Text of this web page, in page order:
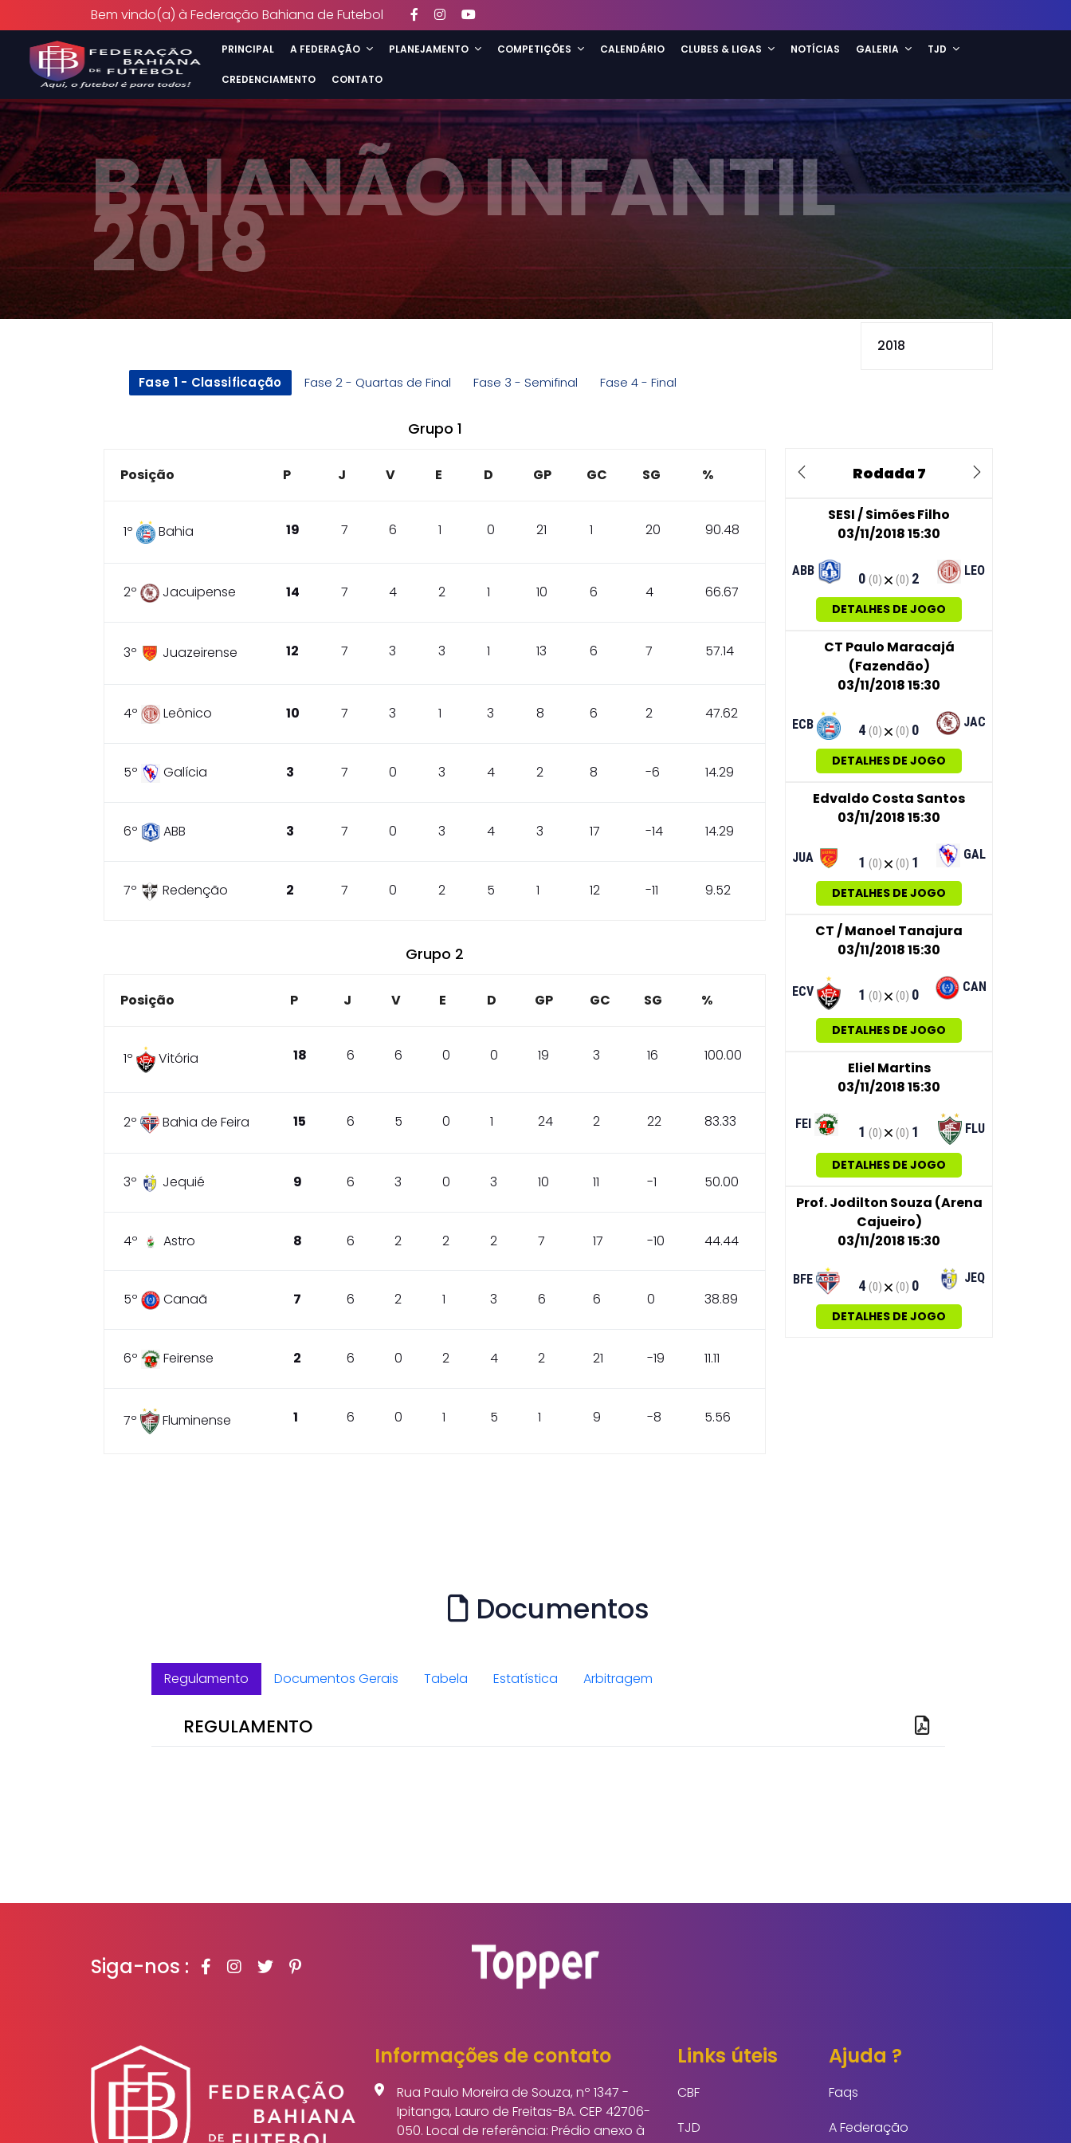
Bem vindo(a) à Federação Bahiana de Futebol
PRINCIPAL A FEDERAÇÃO PLANEJAMENTO COMPETIÇÕES CALENDÁRIO CLUBES & LIGAS NOTÍCIAS GALERIA TJD
CREDENCIAMENTO CONTATO
BAIANÃO INFANTIL
2018
Fase 1 - Classificação Fase 2 - Quartas de Final Fase 3 - Semifinal Fase 4 - Final
Grupo 1
Posição P J V E D GP GC SG %
1º Bahia 19 7 6 1 0 21 1 20 90.48
2º Jacuipense 14 7 4 2 1 10 6 4 66.67
3º Juazeirense 12 7 3 3 1 13 6 7 57.14
4º Leônico 10 7 3 1 3 8 6 2 47.62
5º Galícia 3 7 0 3 4 2 8 -6 14.29
6º ABB 3 7 0 3 4 3 17 -14 14.29
7º Redenção 2 7 0 2 5 1 12 -11 9.52
Grupo 2
Posição P J V E D GP GC SG %
1º Vitória 18 6 6 0 0 19 3 16 100.00
2º Bahia de Feira 15 6 5 0 1 24 2 22 83.33
3º Jequié 9 6 3 0 3 10 11 -1 50.00
4º Astro 8 6 2 2 2 7 17 -10 44.44
5º Canaã 7 6 2 1 3 6 6 0 38.89
6º Feirense 2 6 0 2 4 2 21 -19 11.11
7º Fluminense 1 6 0 1 5 1 9 -8 5.56
Rodada 7
Previous
Next
SESI / Simões Filho
03/11/2018 15:30
ABB 0(0) (0) 2 LEO
DETALHES DE JOGO
CT Paulo Maracajá
(Fazendão)
03/11/2018 15:30
ECB 4(0) (0) 0 JAC
DETALHES DE JOGO
Edvaldo Costa Santos
03/11/2018 15:30
JUA 1(0) (0) 1 GAL
DETALHES DE JOGO
CT / Manoel Tanajura
03/11/2018 15:30
ECV 1(0) (0) 0 CAN
DETALHES DE JOGO
Eliel Martins
03/11/2018 15:30
FEI 1(0) (0) 1 FLU
DETALHES DE JOGO
Prof. Jodilton Souza (Arena
Cajueiro)
03/11/2018 15:30
BFE 4(0) (0) 0 JEQ
DETALHES DE JOGO
Documentos
Regulamento Documentos Gerais Tabela Estatística Arbitragem
REGULAMENTO
Siga-nos :
Informações de contato
Rua Paulo Moreira de Souza, nº 1347 -
Ipitanga, Lauro de Freitas-BA. CEP 42706-
050. Local de referência: Prédio anexo à
Links úteis
CBF
TJD
Ajuda ?
Faqs
A Federação